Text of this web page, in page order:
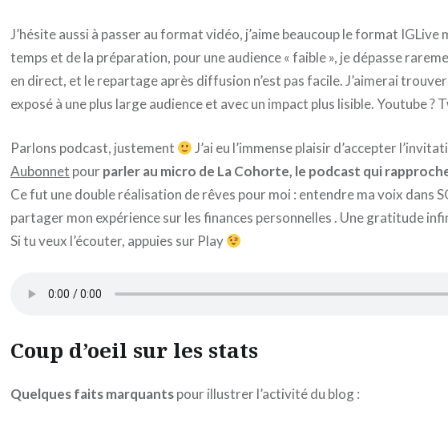
J’hésite aussi à passer au format vidéo, j’aime beaucoup le format IGLive
temps et de la préparation, pour une audience « faible », je dépasse
en direct, et le repartage après diffusion n’est pas facile. J’aimerai
exposé à une plus large audience et avec un impact plus lisible. Youtube ?
Parlons podcast, justement J’ai eu l’immense plaisir d’accepter
Aubonnet pourparler au micro de La Cohorte, le podcast qui
Ce fut une double réalisation de rêves pour moi : entendre ma voix dans
partager mon expérience sur les finances personnelles . Une gratitude
Si tu veux l’écouter, appuies sur Play
Coup d’oeil sur les stats
Quelques faits marquantspour illustrer l’activité du blog :